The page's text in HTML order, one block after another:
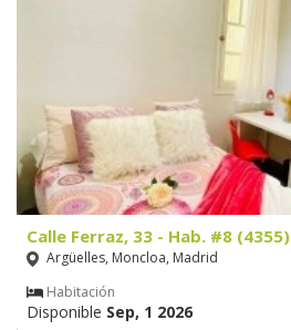
Calle Ferraz, 33 - Hab. #8 (4355)
Argüelles, Moncloa, Madrid
Habitación
Disponible Sep, 1 2026